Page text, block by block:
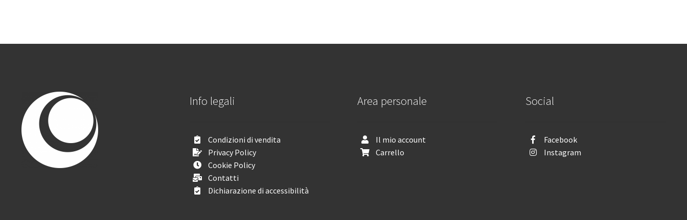
Info legali
Condizioni di vendita
Privacy Policy
Cookie Policy
Contatti
Dichiarazione di accessibilità
Area personale
Il mio account
Carrello
Social
Facebook
Instagram